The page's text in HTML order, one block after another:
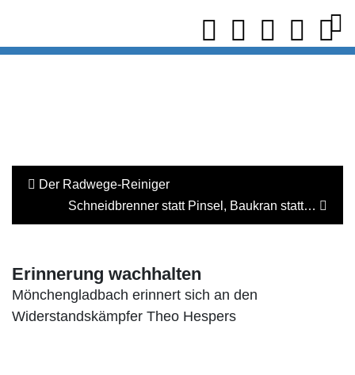
Der Radwege-Reiniger
Schneidbrenner statt Pinsel, Baukran statt…
Erinnerung wachhalten
Mönchengladbach erinnert sich an den
Widerstandskämpfer Theo Hespers